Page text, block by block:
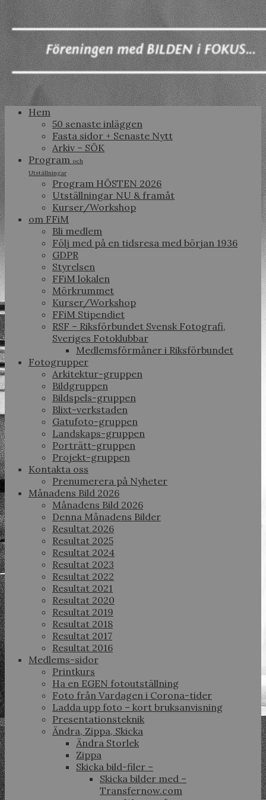
Hem
50 senaste inläggen
Fasta sidor + Senaste Nytt
Arkiv – SÖK
Program och
Utställningar
Program HÖSTEN 2026
Utställningar NU & framåt
Kurser/Workshop
om FFiM
Bli medlem
Följ med på en tidsresa med början 1936
GDPR
Styrelsen
FFiM lokalen
Mörkrummet
Kurser/Workshop
FFiM Stipendiet
RSF – Riksförbundet Svensk Fotografi,
Sveriges Fotoklubbar
Medlemsförmåner i Riksförbundet
Fotogrupper
Arkitektur-gruppen
Bildgruppen
Bildspels-gruppen
Blixt-verkstaden
Gatufoto-gruppen
Landskaps-gruppen
Porträtt-gruppen
Projekt-gruppen
Kontakta oss
Prenumerera på Nyheter
Månadens Bild 2026
Månadens Bild 2026
Denna Månadens Bilder
Resultat 2026
Resultat 2025
Resultat 2024
Resultat 2023
Resultat 2022
Resultat 2021
Resultat 2020
Resultat 2019
Resultat 2018
Resultat 2017
Resultat 2016
Medlems-sidor
Printkurs
Ha en EGEN fotoutställning
Foto från Vardagen i Corona-tider
Ladda upp foto – kort bruksanvisning
Presentationsteknik
Ändra, Zippa, Skicka
Ändra Storlek
Zippa
Skicka bild-filer –
Skicka bilder med –
Transfernow.com